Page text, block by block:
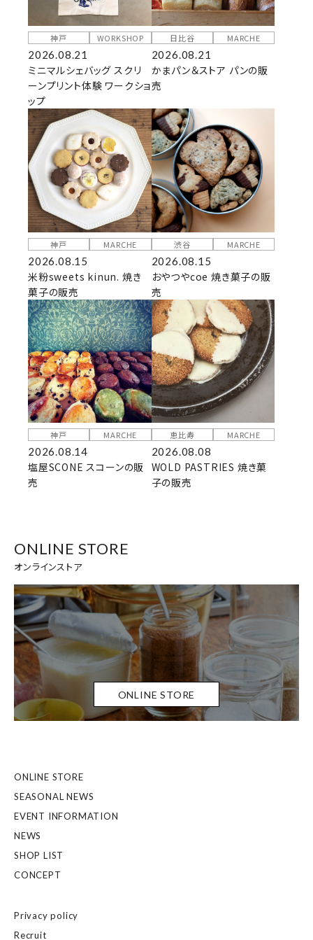
神戸 WORKSHOP
2026.08.21
ミニマルシェバッグ スクリ
ーンプリント体験 ワークショ
ップ
日比谷 MARCHE
2026.08.21
かまパン＆ストア パンの販
売
神戸 MARCHE
2026.08.15
米粉sweets kinun. 焼き
菓子の販売
渋谷 MARCHE
2026.08.15
おやつやcoe 焼き菓子の販
売
神戸 MARCHE
2026.08.14
塩屋SCONE スコーンの販
売
恵比寿 MARCHE
2026.08.08
WOLD PASTRIES 焼き菓
子の販売
ONLINE STORE
オンラインストア
ONLINE STORE
ONLINE STORE
SEASONAL NEWS
EVENT INFORMATION
NEWS
SHOP LIST
CONCEPT
Privacy policy
Recruit